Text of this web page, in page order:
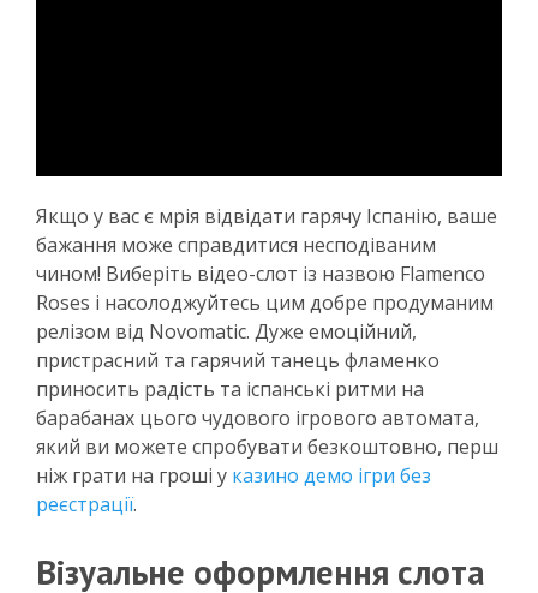
Якщо у вас є мрія відвідати гарячу Іспанію, ваше
бажання може справдитися несподіваним
чином! Виберіть відео-слот із назвою Flamenco
Roses і насолоджуйтесь цим добре продуманим
релізом від Novomatic. Дуже емоційний,
пристрасний та гарячий танець фламенко
приносить радість та іспанські ритми на
барабанах цього чудового ігрового автомата,
який ви можете спробувати безкоштовно, перш
ніж грати на гроші у казино демо ігри без
реєстрації.
Візуальне оформлення слота